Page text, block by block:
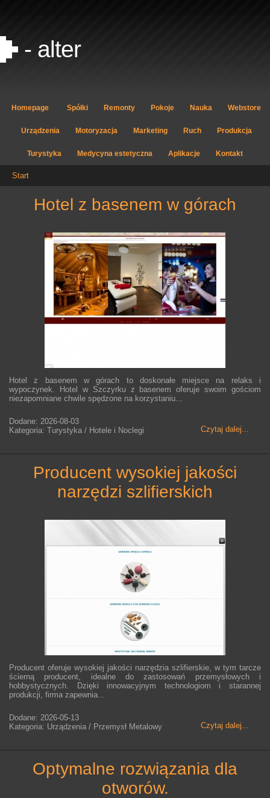
- alter
Homepage Spółki Remonty Pokoje Nauka Webstore
Urządzenia Motoryzacja Marketing Ruch Produkcja
Turystyka Medycyna estetyczna Aplikacje Kontakt
Start
hotel z basenem w górach
Hotel z basenem w górach to doskonałe miejsce na relaks i
wypoczynek. Hotel w Szczyrku z basenem oferuje swoim gościom
niezapomniane chwile spędzone na korzystaniu...
Czytaj dalej...
Dodane: 2026-08-03
Kategoria: Turystyka / Hotele i Noclegi
producent wysokiej jakości
narzędzi szlifierskich
Producent oferuje wysokiej jakości narzędzia szlifierskie, w tym tarcze
ścierną producent, idealne do zastosowań przemysłowych i
hobbystycznych. Dzięki innowacyjnym technologiom i starannej
produkcji, firma zapewnia...
Czytaj dalej...
Dodane: 2026-05-13
Kategoria: Urządzenia / Przemysł Metalowy
optymalne rozwiązania dla
otworów.